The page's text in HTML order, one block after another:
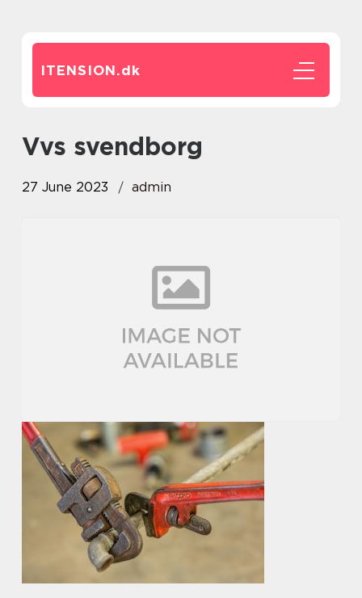
ITENSION.dk
vvs svendborg
27 June 2023 admin